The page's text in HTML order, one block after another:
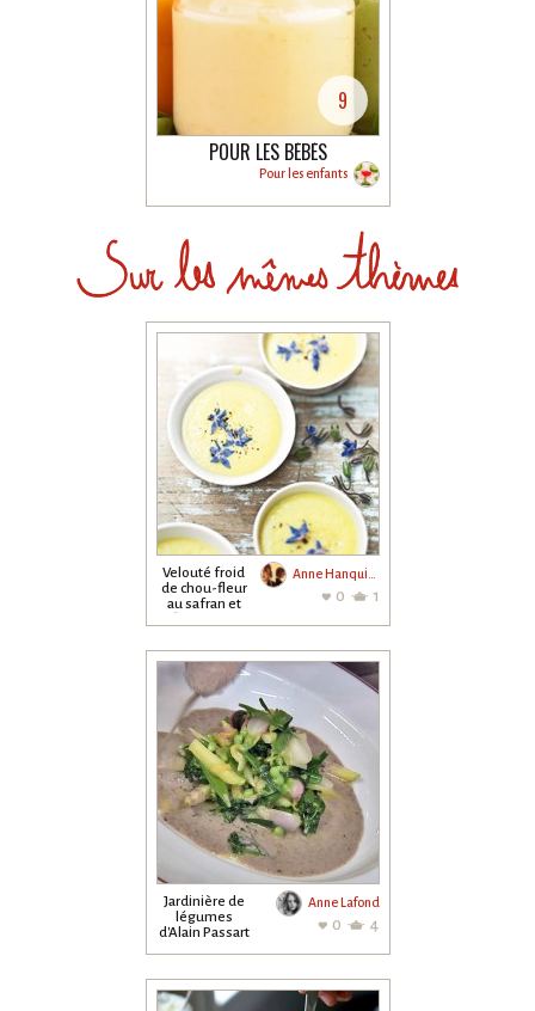
POUR LES BÉBÉS
Pour les enfants
9
Velouté froid
de chou-fleur
au safran et
Anne Hanquiez
0 1
Jardinière de
légumes
d'Alain Passart
Anne Lafond
0 4